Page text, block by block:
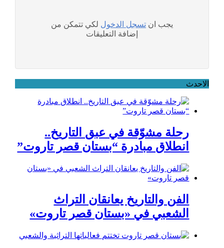
يجب ان تسجل الدخول لكي تتمكن من
إضافة التعليقات
الاحدث
رحلة مشوّقة في عبق التاريخ..
انطلاق مبادرة “بستان قصر تاروت”
الفن والتاريخ يعانقان التراث
الشعبي في «بستان قصر تاروت»